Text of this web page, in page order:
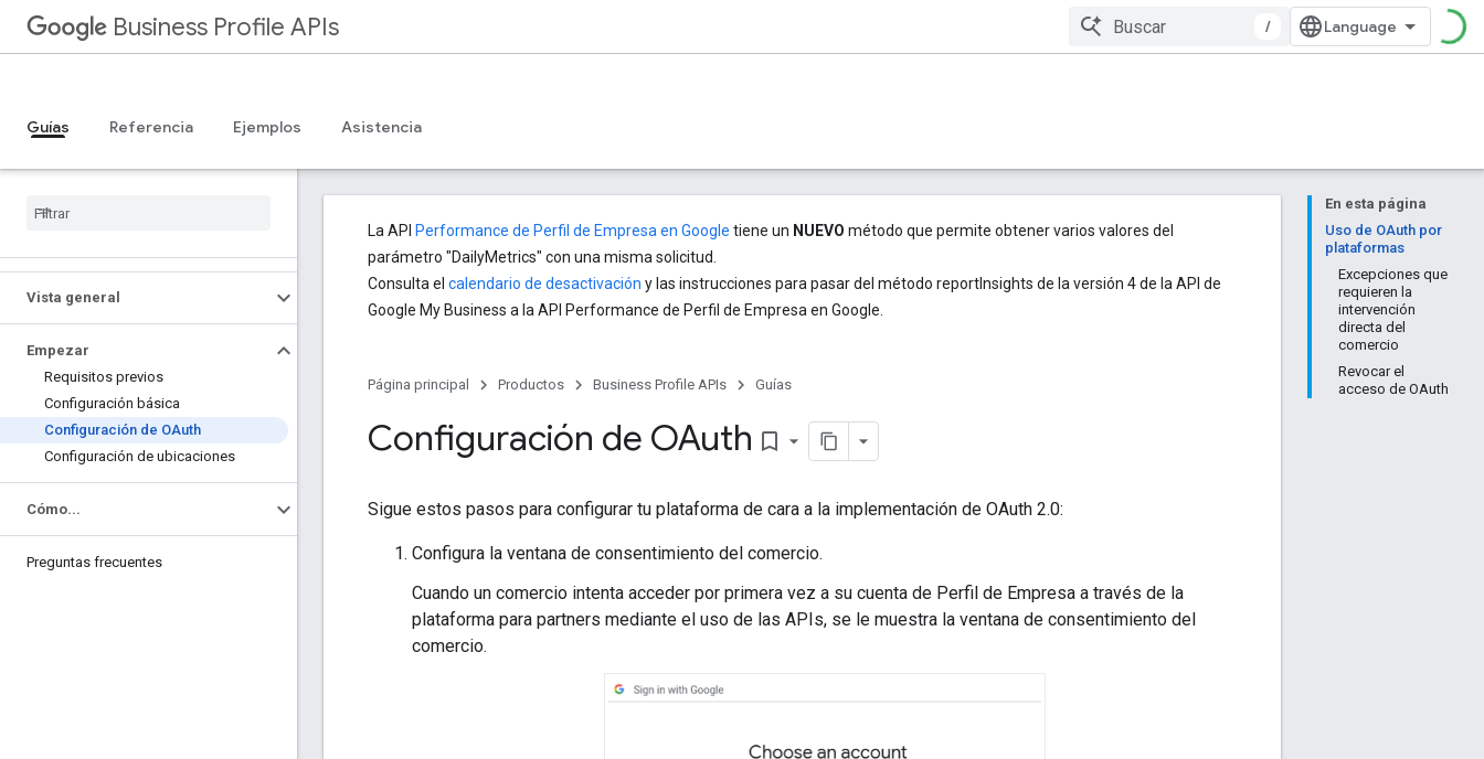
Business Profile APIs /
Guías Referencia Ejemplos Asistencia
Vista general
Empezar
Requisitos previos
Configuración básica
Configuración de OAuth
Configuración de ubicaciones
Cómo...
Preguntas frecuentes
En esta página
Uso de OAuth por
plataformas
Excepciones que
requieren la
intervención
directa del
comercio
Revocar el
acceso de OAuth
La API Performance de Perfil de Empresa en Google tiene un NUEVO método que permite obtener varios valores del
parámetro "DailyMetrics" con una misma solicitud.
Consulta el calendario de desactivación y las instrucciones para pasar del método reportInsights de la versión 4 de la API de
Google My Business a la API Performance de Perfil de Empresa en Google.
Página principal Productos Business Profile APIs Guías
Configuración de OAuth bookmark_border
Sigue estos pasos para configurar tu plataforma de cara a la implementación de OAuth 2.0:
Configura la ventana de consentimiento del comercio.
Cuando un comercio intenta acceder por primera vez a su cuenta de Perfil de Empresa a través de la
plataforma para partners mediante el uso de las APIs, se le muestra la ventana de consentimiento del
comercio.